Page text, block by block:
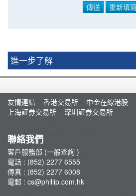
進一步了解
買賣衍生產品須知
開設戶口
查詢及支援
轉入股票
孖展及利率
佣金及收費資料
表格下載
友情連結
香港交易所 中金在線港股
上海証券交易所
深圳証券交易所
聯絡我們
客戶服務部 (一般查詢 )
電話 : (852) 2277 6555
傳真 : (852) 2277 6008
電郵 : cs@phillip.com.hk